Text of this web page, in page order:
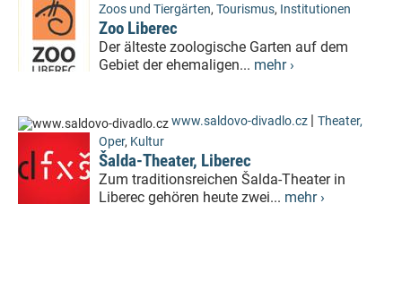
Zoos und Tiergärten, Tourismus, Institutionen
Zoo Liberec
Der älteste zoologische Garten auf dem
Gebiet der ehemaligen... mehr ›
www.saldovo-divadlo.cz | Theater,
Oper, Kultur
Šalda-Theater, Liberec
Zum traditionsreichen Šalda-Theater in
Liberec gehören heute zwei... mehr ›